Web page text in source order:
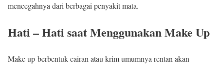
mencegahnya dari berbagai penyakit mata.
Hati – Hati saat Menggunakan Make Up
Make up berbentuk cairan atau krim umumnya rentan akan